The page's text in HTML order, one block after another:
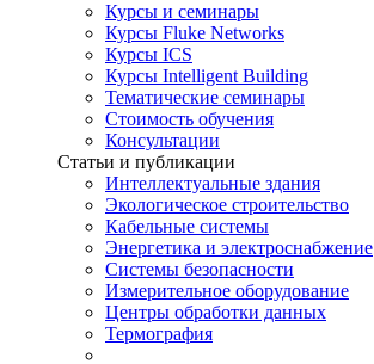
Курсы и семинары
Курсы Fluke Networks
Курсы ICS
Курсы Intelligent Building
Тематические семинары
Стоимость обучения
Консультации
Статьи и публикации
Интеллектуальные здания
Экологическое строительство
Кабельные системы
Энергетика и электроснабжение
Системы безопасности
Измерительное оборудование
Центры обработки данных
Термография